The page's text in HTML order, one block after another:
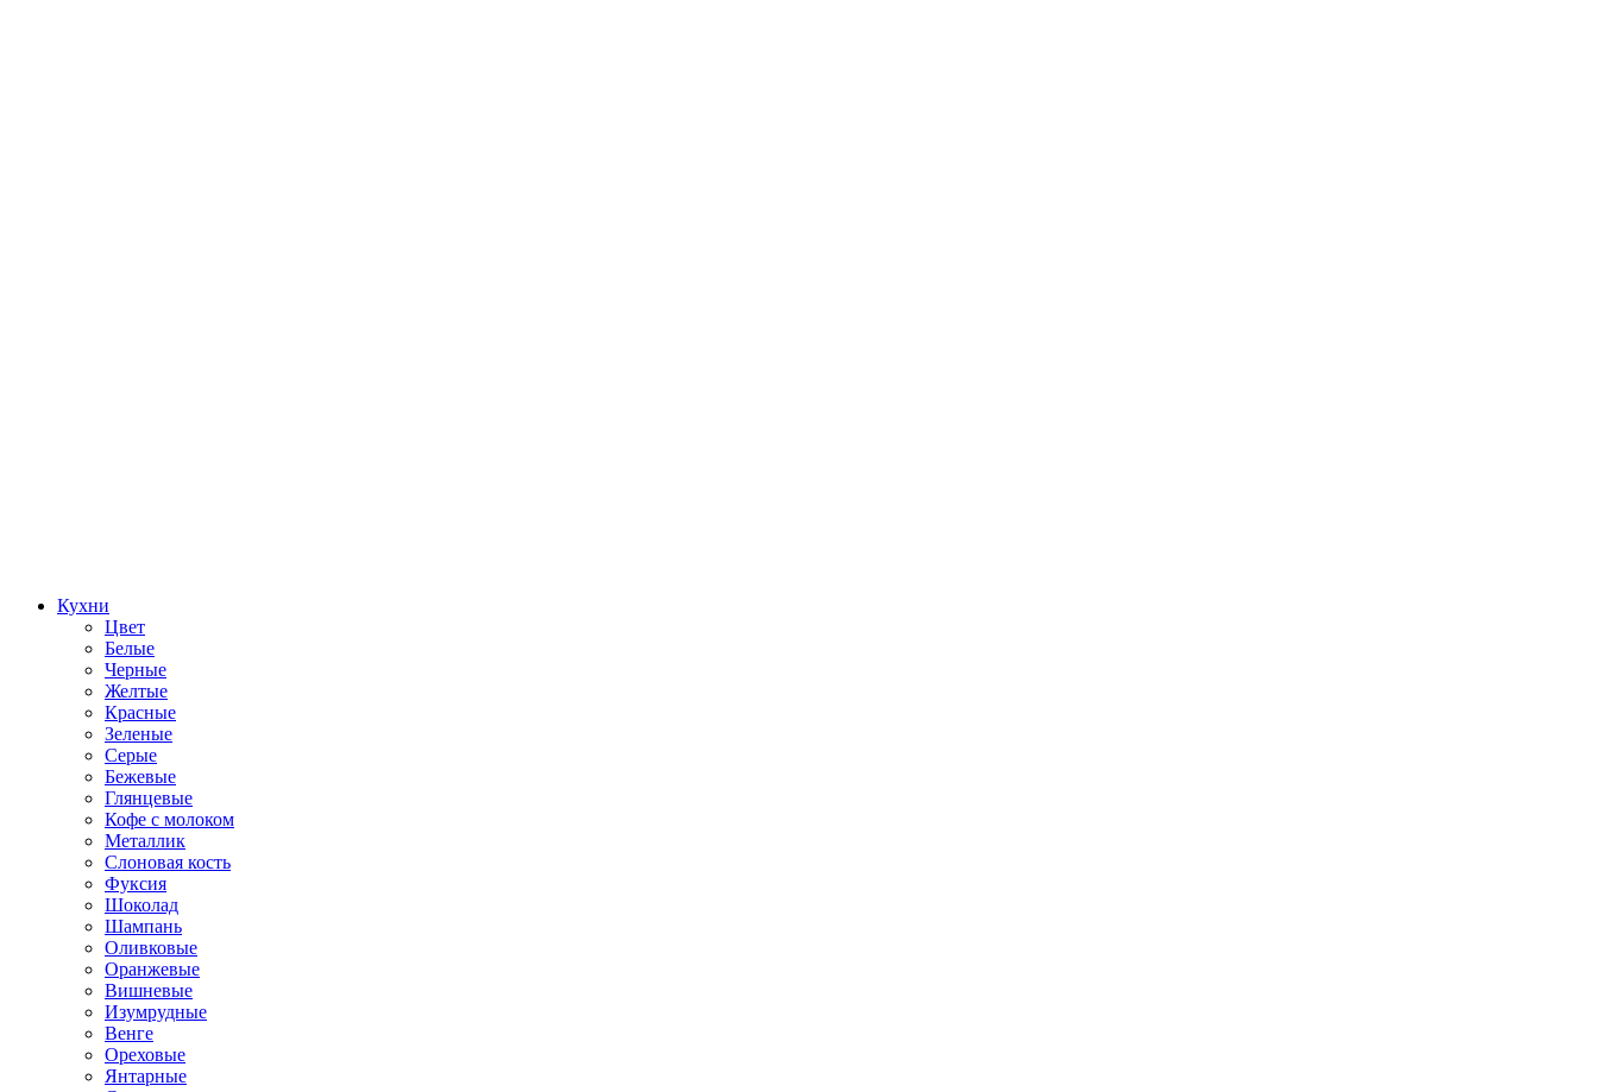
Кухни
Цвет
Белые
Черные
Желтые
Красные
Зеленые
Серые
Бежевые
Глянцевые
Кофе с молоком
Металлик
Слоновая кость
Фуксия
Шоколад
Шампань
Оливковые
Оранжевые
Вишневые
Изумрудные
Венге
Ореховые
Янтарные